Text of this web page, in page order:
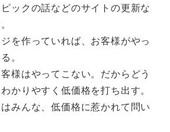
ックの話などのサイトの更新な
を作っていれば、お客様がやっ
。
様はやってこない。だからどう
かりやすく低価格を打ち出す。
みんな、低価格に惹かれて問い